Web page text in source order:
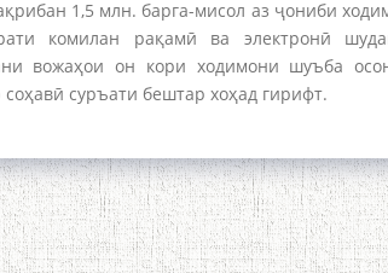
1,5 млн. барга-мисол аз ҷониби
комилан рақамӣ ва электронӣ
вожаҳои он кори ходимони шуъба
суръати бештар хоҳад гирифт.